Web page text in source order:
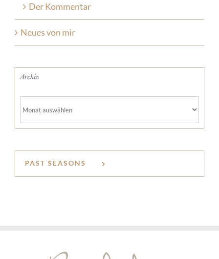
Der Kommentar
Neues von mir
Archiv
PAST SEASONS